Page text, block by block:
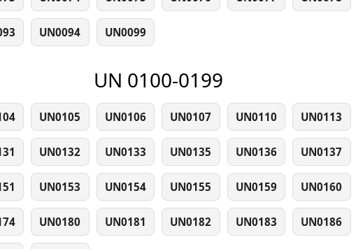
UN0094 UN0099
UN 0100-0199
UN0105 UN0106 UN0107 UN0110 UN0113
UN0132 UN0133 UN0135 UN0136 UN0137
UN0153 UN0154 UN0155 UN0159 UN0160
UN0180 UN0181 UN0182 UN0183 UN0186